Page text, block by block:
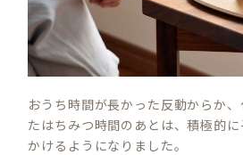
おうち時間が長かった反動からか
たはちみつ時間のあとは、積極的
かけるようになりました。